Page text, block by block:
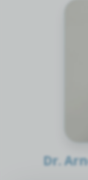
Dr.